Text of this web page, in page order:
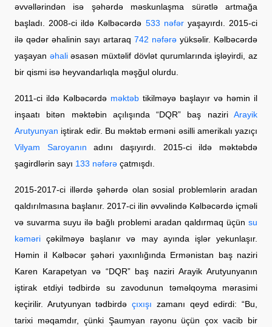
əvvəllərindən isə şəhərdə məskunlaşma sürətlə artmağa
başladı. 2008-ci ildə Kəlbəcərdə 533 nəfəryaşayırdı. 2015-ci
ilə qədər əhalinin sayı artaraq 742 nəfərə yüksəlir. Kəlbəcərdə
yaşayan əhaliəsasən müxtəlif dövlət qurumlarında işləyirdi, az
bir qismi isə heyvandarlıqla məşğul olurdu.
2011-ci ildə Kəlbəcərdə məktəb tikilməyə başlayır və həmin il
inşaatı bitən məktəbin açılışında “DQR” baş naziri Arayik
Arutyunyan iştirak edir. Bu məktəb erməni əsilli amerikalı yazıçı
Vilyam Saroyanın adını daşıyırdı. 2015-ci ildə məktəbdə
şagirdlərin sayı 133 nəfərə çatmışdı.
2015-2017-ci illərdə şəhərdə olan sosial problemlərin aradan
qaldırılmasına başlanır. 2017-ci ilin əvvəlində Kəlbəcərdə içməli
və suvarma suyu ilə bağlı problemi aradan qaldırmaq üçün su
kəməri çəkilməyə başlanır və may ayında işlər yekunlaşır.
Həmin il Kəlbəcər şəhəri yaxınlığında Ermənistan baş naziri
Karen Karapetyan və “DQR” baş naziri Arayik Arutyunyanın
iştirak etdiyi tədbirdə su zavodunun təməlqoyma mərasimi
keçirilir. Arutyunyan tədbirdəçıxışı zamanı qeyd edirdi: “Bu,
tarixi məqamdır, çünki Şaumyan rayonu üçün çox vacib bir